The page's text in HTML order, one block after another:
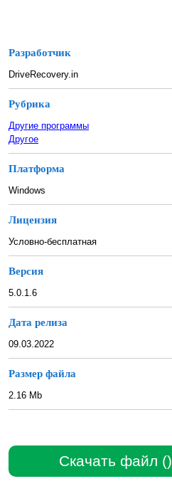
Разработчик
DriveRecovery.in
Рубрика
Другие программы
Другое
Платформа
Windows
Лицензия
Условно-бесплатная
Версия
5.0.1.6
Дата релиза
09.03.2022
Размер файла
2.16 Mb
Скачать файл ()